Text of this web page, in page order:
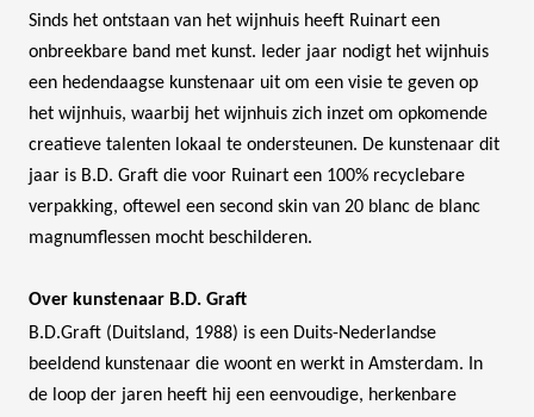
Sinds het ontstaan van het wijnhuis heeft Ruinart een
onbreekbare band met kunst. Ieder jaar nodigt het wijnhuis
een hedendaagse kunstenaar uit om een visie te geven op
het wijnhuis, waarbij het wijnhuis zich inzet om opkomende
creatieve talenten lokaal te ondersteunen. De kunstenaar dit
jaar is B.D. Graft die voor Ruinart een 100% recyclebare
verpakking, oftewel een second skin van 20 blanc de blanc
magnumflessen mocht beschilderen.
Over kunstenaar B.D. Graft
B.D.Graft (Duitsland, 1988) is een Duits-Nederlandse
beeldend kunstenaar die woont en werkt in Amsterdam. In
de loop der jaren heeft hij een eenvoudige, herkenbare